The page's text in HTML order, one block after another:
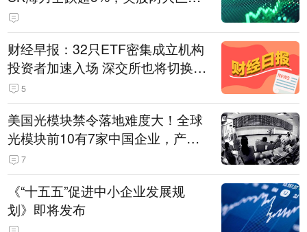
遭遇业绩杀
财经早报：32只ETF密集成立机构
投资者加速入场 深交所也将切换交
易线路
5
美国光模块禁令落地难度大！全球
光模块前10有7家中国企业，产业
界人士：想“脱钩”并不容易
7
《“十五五”促进中小企业发展规
划》即将发布